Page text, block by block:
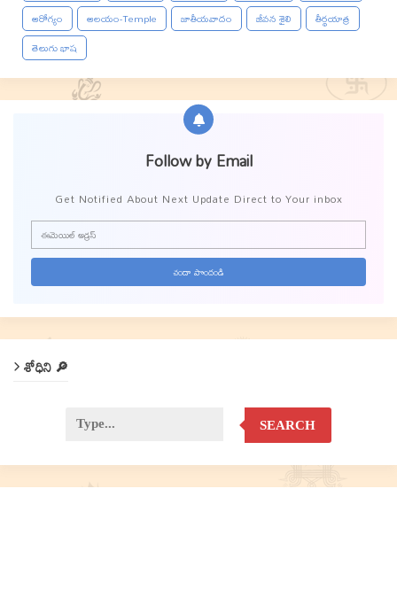
ఆరోగ్యం
ఆలయం-Temple జాతీయవాదం జీవన శైలి
తీర్థయాత్ర
తెలుగు భాష
Follow by Email
Get Notified About Next Update Direct to Your inbox
శోధిని 🔎
SEARCH